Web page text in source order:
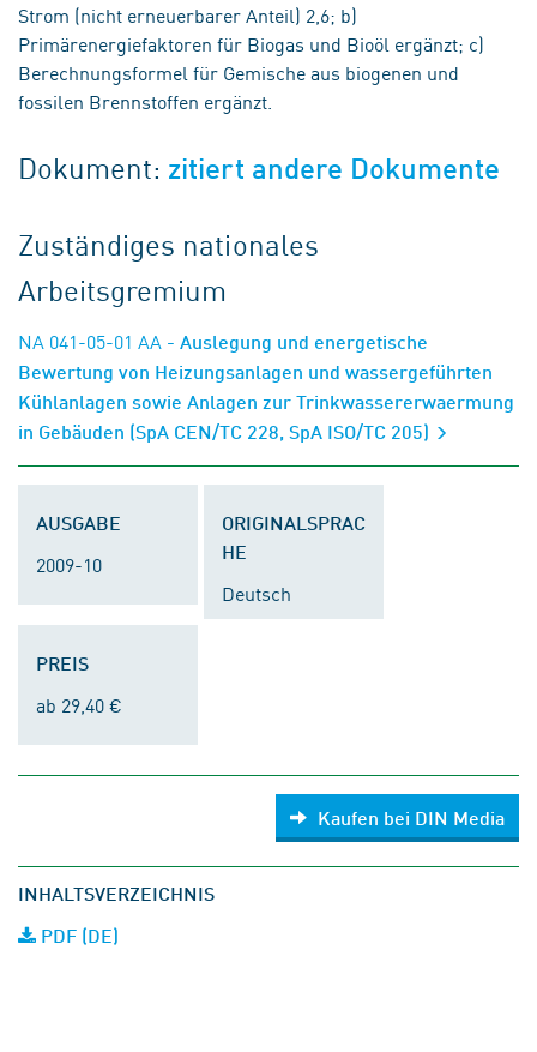
Strom (nicht erneuerbarer Anteil) 2,6; b)
Primärenergiefaktoren für Biogas und Bioöl ergänzt; c)
Berechnungsformel für Gemische aus biogenen und
fossilen Brennstoffen ergänzt.
Dokument: zitiert andere Dokumente
Zuständiges nationales
Arbeitsgremium
NA 041-05-01 AA - Auslegung und energetische
Bewertung von Heizungsanlagen und wassergeführten
Kühlanlagen sowie Anlagen zur Trinkwassererwaermung
in Gebäuden (SpA CEN/TC 228, SpA ISO/TC 205)
AUSGABE
2009-10
ORIGINALSPRAC
HE
Deutsch
PREIS
ab 29,40 €
Kaufen bei DIN Media
INHALTSVERZEICHNIS
PDF (DE)